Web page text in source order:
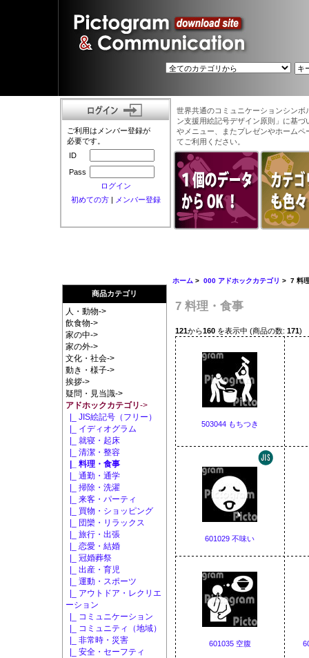
ご利用はメンバー登録が
必要です。
ID
Pass
ログイン
初めての方| メンバー登録
世界共通のコミュニケーションシン
ン支援用絵記号デザイン原則」に基
やメニュー、またプレゼンやホーム
てご利用ください。
商品カテゴリ
人・動物->
飲食物->
家の中->
家の外->
文化・社会->
動き・様子->
挨拶->
疑問・見当識->
アドホックカテゴリ->
|_ JIS絵記号（フリー）
|_ イディオグラム
|_ 就寝・起床
|_ 清潔・整容
|_ 料理・食事
|_ 通勤・通学
|_ 掃除・洗濯
|_ 来客・パーティ
|_ 買物・ショッピング
|_ 団欒・リラックス
|_ 旅行・出張
|_ 恋愛・結婚
|_ 冠婚葬祭
|_ 出産・育児
|_ 運動・スポーツ
|_ アウトドア・レクリエ
ーション
|_ コミュニケーション
|_ コミュニティ（地域）
|_ 非常時・災害
|_ 安全・セーフティ
ホーム >000 アドホックカテゴリ > 7 料
7 料理・食事
121から160を表示中 (商品の数: 171)
503044 もちつき
601029 不味い
601035 空腹